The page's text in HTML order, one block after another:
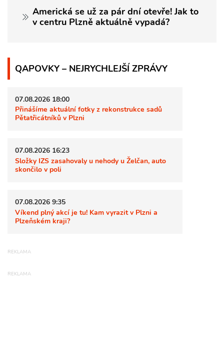
Americká se už za pár dní otevře! Jak to
v centru Plzně aktuálně vypadá?
QAPOVKY – NEJRYCHLEJŠÍ ZPRÁVY
07.08.2026 18:00
Přinášíme aktuální fotky z rekonstrukce sadů
Pětatřicátníků v Plzni
07.08.2026 16:23
Složky IZS zasahovaly u nehody u Želčan, auto
skončilo v poli
07.08.2026 9:35
Víkend plný akcí je tu! Kam vyrazit v Plzni a
Plzeňském kraji?